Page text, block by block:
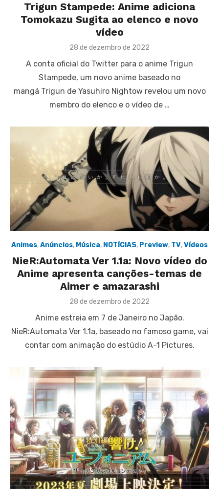
Trigun Stampede: Anime adiciona
Tomokazu Sugita ao elenco e novo
vídeo
Posted
28 de dezembro de 2022
A conta oficial do Twitter para o anime Trigun
Stampede, um novo anime baseado no
mangá Trigun de Yasuhiro Nightow revelou um novo
membro do elenco e o vídeo de …
Animes,Anúncios, Música, NOTÍCIAS, Preview, TV,Vídeos
NieR:Automata Ver 1.1a: Novo vídeo do
Anime apresenta canções-temas de
Aimer e amazarashi
Posted
28 de dezembro de 2022
Anime estreia em 7 de Janeiro no Japão.
NieR:Automata Ver 1.1a, baseado no famoso game, vai
contar com animação do estúdio A-1 Pictures.